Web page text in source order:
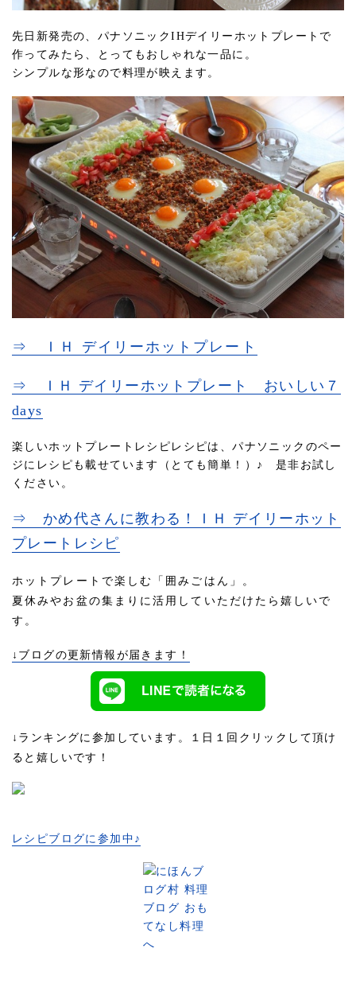
先日新発売の、パナソニックIHデイリーホットプレートで
作ってみたら、とってもおしゃれな一品に。
シンプルな形なので料理が映えます。
⇒ ＩＨ デイリーホットプレート
⇒ ＩＨ デイリーホットプレート おいしい７
days
楽しいホットプレートレシピレシピは、パナソニックのペー
ジにレシピも載せています（とても簡単！）♪ 是非お試し
ください。
⇒ かめ代さんに教わる！ＩＨ デイリーホット
プレートレシピ
ホットプレートで楽しむ「囲みごはん」。
夏休みやお盆の集まりに活用していただけたら嬉しいで
す。
↓ブログの更新情報が届きます！
↓ランキングに参加しています。１日１回クリックして頂け
ると嬉しいです！
レシピブログに参加中♪